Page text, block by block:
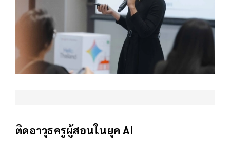
ติดอาวุธครูผู้สอนในยุค AI